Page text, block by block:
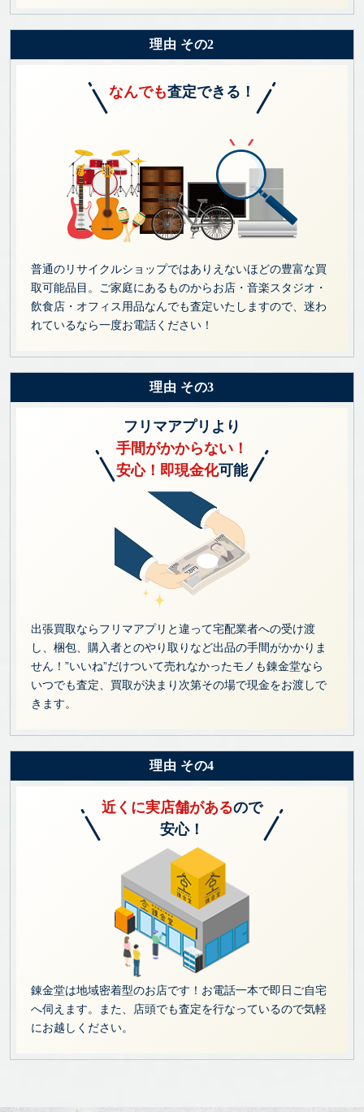
理由 その2
なんでも査定できる！
普通のリサイクルショップではありえないほどの豊富な買
取可能品目。ご家庭にあるものからお店・音楽スタジオ・
飲食店・オフィス用品なんでも査定いたしますので、迷わ
れているなら一度お電話ください！
理由 その3
フリマアプリより
手間がかからない！
安心！即現金化可能
出張買取ならフリマアプリと違って宅配業者への受け渡
し、梱包、購入者とのやり取りなど出品の手間がかかりま
せん！”いいね”だけついて売れなかったモノも錬金堂なら
いつでも査定、買取が決まり次第その場で現金をお渡しで
きます。
理由 その4
近くに実店舗があるので
安心！
錬金堂は地域密着型のお店です！お電話一本で即日ご自宅
へ伺えます。また、店頭でも査定を行なっているので気軽
にお越しください。